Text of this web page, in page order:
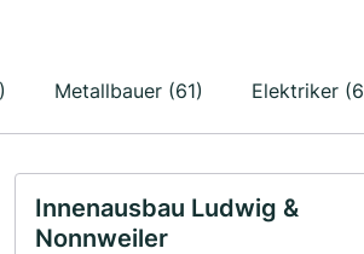
Metallbauer (61) Elektriker
Innenausbau Ludwig &
Nonnweiler